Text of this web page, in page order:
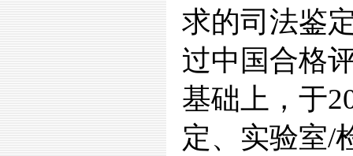
求的司法鉴
过中国合格
基础上，于
定、实验室/